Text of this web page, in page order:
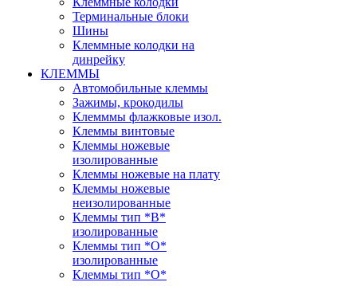
Терминальные блоки
Шины
Клеммные колодки на
динрейку
КЛЕММЫ
Автомобильные клеммы
Зажимы, крокодилы
Клемммы флажковые изол.
Клеммы винтовые
Клеммы ножевые
изолированные
Клеммы ножевые на плату
Клеммы ножевые
неизолированные
Клеммы тип *B*
изолированные
Клеммы тип *O*
изолированные
Клеммы тип *O*